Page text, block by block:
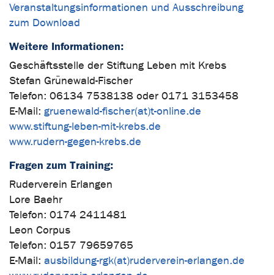
Veranstaltungsinformationen und Ausschreibung
zum Download
Weitere Informationen:
Geschäftsstelle der Stiftung Leben mit Krebs
Stefan Grünewald-Fischer
Telefon: 06134 7538138 oder 0171 3153458
E-Mail: gruenewald-fischer(at)t-online.de
www.stiftung-leben-mit-krebs.de
www.rudern-gegen-krebs.de
Fragen zum Training:
Ruderverein Erlangen
Lore Baehr
Telefon: 0174 2411481
Leon Corpus
Telefon: 0157 79659765
E-Mail: ausbildung-rgk(at)ruderverein-erlangen.de